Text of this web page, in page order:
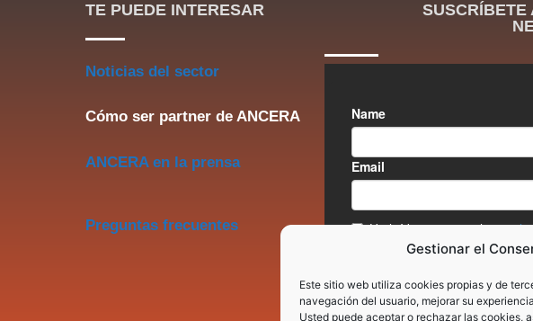
Gestionar el
Este sitio web utiliza cookies propias y de
navegación del usuario, mejorar su
Usted puede aceptar o rechazar las cookies,
TE PUEDE INTERESAR
Noticias del sector
Cómo ser partner de ANCERA
ANCERA en la prensa
Preguntas frecuentes
SUSCRÍBETE